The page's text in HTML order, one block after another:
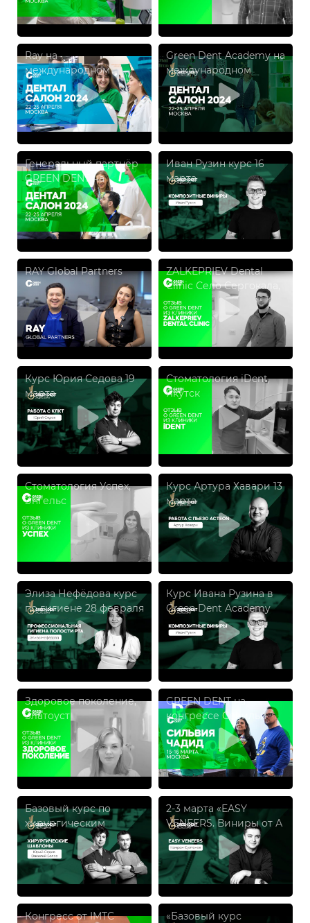
Ray на
международном
форуме и выставке
«ДЕНТАЛ САЛОН 2024»
Green Dent Academy на
международном
форуме и выставке
«ДЕНТАЛ САЛОН 2024»
Генеральный партнёр
GREEN DENT на
международном
форуме и выставке
«ДЕНТАЛ САЛОН 2024»
Иван Рузин курс 16
марта
RAY Global Partners
ZALKEPRIEV Dental
Clinic Село Сергокала,
республика Дагестан
Курс Юрия Седова 19
марта
Стоматология iDent,
Якутск
Стоматология Успех,
Энгельс
Курс Артура Хавари 13
марта
Элиза Нефёдова курс
по гигиене 28 февраля
2024
Курс Ивана Рузина в
Green Dent Academy
Здоровое поколение,
Златоуст
GREEN DENT на
конгрессе Севильи
Чадид «Раннее
ортодонтическое
лечение младенцев»
Базовый курс по
хирургическим
шаблонам. Basic
navigation in dental
implantation
2-3 марта «EASY
VENEERS. Виниры от А
до Я.», Камран
Султанов
Конгресс от IMTC
«Базовый курс